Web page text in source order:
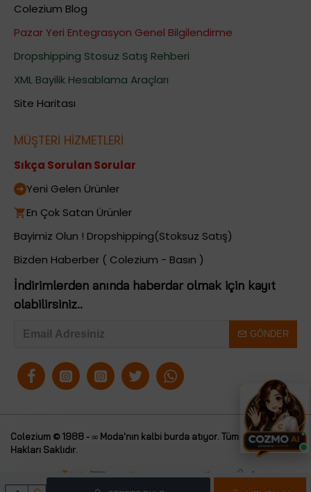
Colezium Blog
Pazar Yeri Entegrasyon Genel Bilgilendirme
Dropshipping Stosuz Satış Rehberi
XML Bayilik Hesablama Araçları
Site Haritası
MÜŞTERİ HİZMETLERİ
Sıkça Sorulan Sorular
Yeni Gelen Ürünler
En Çok Satan Ürünler
Bayimiz Olun ! Dropshipping(Stoksuz Satış)
Bizden Haberber ( Colezium - Basın )
İndirimlerden anında haberdar olmak için kayıt
olabilirsiniz..
GÖNDER
Colezium © 1988 - ∞ Moda'nın kalbi burda atıyor. Tüm
Hakları Saklıdır.
Colezium